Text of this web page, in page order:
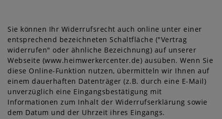
Sie können Ihr Widerrufsrecht auch online unter einer
entsprechend bezeichneten Schaltfläche ("Vertrag
widerrufen" oder ähnliche Bezeichnung) auf unserer
Webseite (www.heimwerkercenter.de) ausüben. Wenn Sie
diese Online-Funktion nutzen, übermitteln wir Ihnen auf
einem dauerhaften Datenträger (z.B. durch eine E-Mail)
unverzüglich eine Eingangsbestätigung mit
Informationen zum Inhalt der Widerrufserklärung sowie
dem Datum und der Uhrzeit ihres Eingangs.